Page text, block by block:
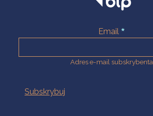
Email
Adres e-mail subskrybenta.